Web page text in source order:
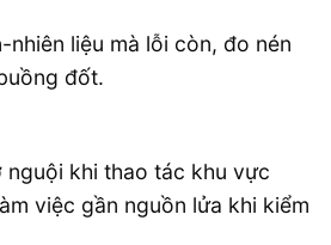
liệu mà lỗi còn, đo nén
đốt.
nguội khi thao tác khu vực
việc gần nguồn lửa khi kiểm